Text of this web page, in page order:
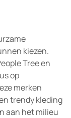
kiezen.
Tree en
op
merken
trendy kleding
aan het milieu